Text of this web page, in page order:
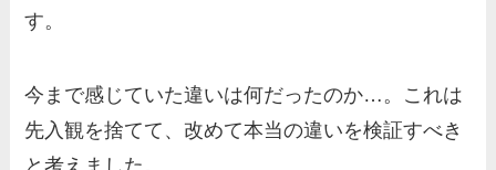
す。
今まで感じていた違いは何だったのか…。これは
先入観を捨てて、改めて本当の違いを検証すべき